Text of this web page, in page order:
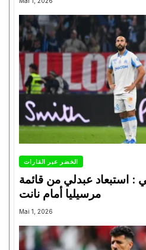
الخضر عبر القارات
: استبعاد عبدلي من قائمة
مرسيليا أمام نانت
Mai 1, 2026